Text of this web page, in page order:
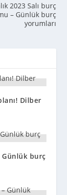
2023 Salı burç
– Günlük burç
yorumları
Dilber
Günlük burç